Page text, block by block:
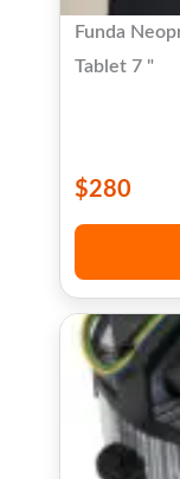
Funda
Tablet 7 "
$280